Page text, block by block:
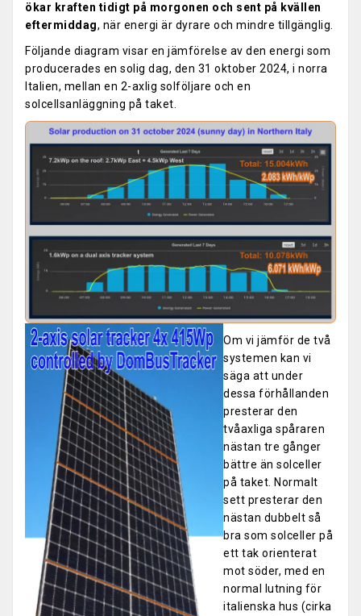
ökar kraften tidigt på morgonen och sent på kvällen
eftermiddag, när energi är dyrare och mindre tillgänglig.
Följande diagram visar en jämförelse av den energi som
producerades en solig dag, den 31 oktober 2024, i norra
Italien, mellan en 2-axlig solföljare och en
solcellsanläggning på taket.
Om vi jämför de två
systemen kan vi
säga att under
dessa förhållanden
presterar den
tvåaxliga spåraren
nästan tre gånger
bättre än solceller
på taket. Normalt
sett presterar den
nästan dubbelt så
bra som solceller på
ett tak orienterat
mot söder, med en
normal lutning för
italienska hus (cirka